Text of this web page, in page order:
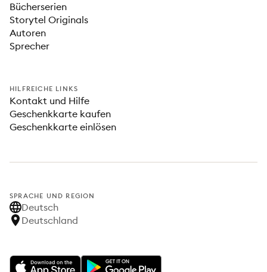
Bücherserien
Storytel Originals
Autoren
Sprecher
HILFREICHE LINKS
Kontakt und Hilfe
Geschenkkarte kaufen
Geschenkkarte einlösen
SPRACHE UND REGION
Deutsch
Deutschland